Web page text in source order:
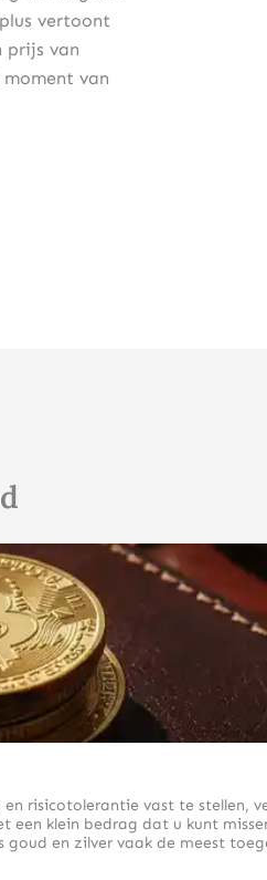
vertoont
prijs van
van
risicotolerantie vast te stellen,
klein bedrag dat u kunt
goud en zilver vaak de meest